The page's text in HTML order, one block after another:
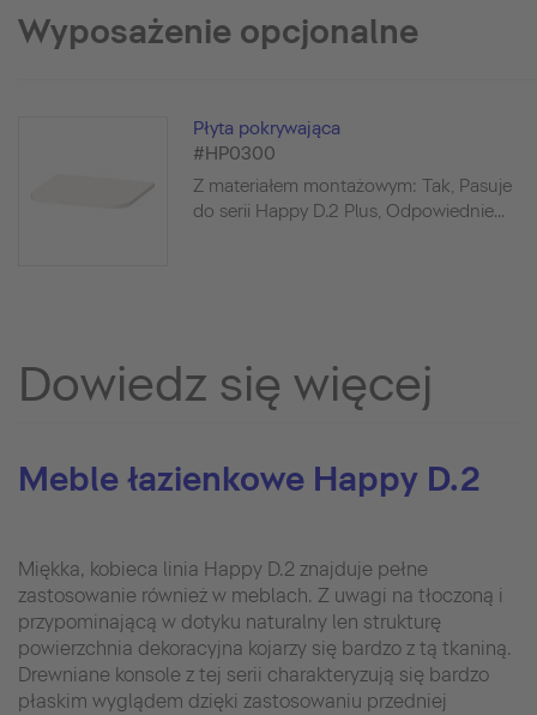
Wyposażenie opcjonalne
Płyta pokrywająca
#HP0300
Z materiałem montażowym: Tak, Pasuje
do serii Happy D.2 Plus, Odpowiednie...
Dowiedz się więcej
Meble łazienkowe Happy D.2
Miękka, kobieca linia Happy D.2 znajduje pełne
zastosowanie również w meblach. Z uwagi na tłoczoną i
przypominającą w dotyku naturalny len strukturę
powierzchnia dekoracyjna kojarzy się bardzo z tą tkaniną.
Drewniane konsole z tej serii charakteryzują się bardzo
płaskim wyglądem dzięki zastosowaniu przedniej